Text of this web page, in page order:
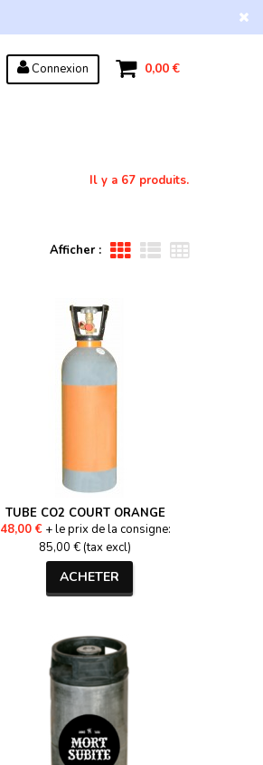
0,00 €
Connexion
Il y a 67 produits.
Afficher :
TUBE CO2 COURT ORANGE
48,00 € + le prix de la consigne:
85,00 € (tax excl)
ACHETER